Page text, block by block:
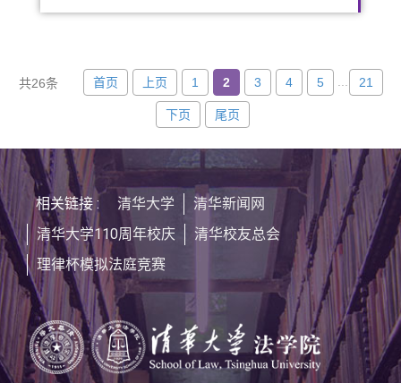
共26条 首页 上页 1 2 3 4 5 21
下页 尾页
相关链接 : 清华大学
清华新闻网
清华大学110周年校庆
清华校友总会
理律杯模拟法庭竞赛